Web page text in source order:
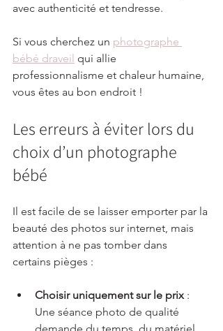
avec authenticité et tendresse.
Si vous cherchez un photographe
bébé draveil qui allie
professionnalisme et chaleur humaine,
vous êtes au bon endroit !
Les erreurs à éviter lors du
choix d’un photographe
bébé
Il est facile de se laisser emporter par la
beauté des photos sur internet, mais
attention à ne pas tomber dans
certains pièges :
Choisir uniquement sur le prix :
Une séance photo de qualité
demande du temps, du matériel